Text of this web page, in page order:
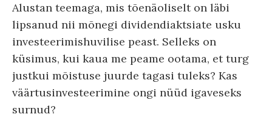
Alustan teemaga, mis tõenäoliselt on läbi
lipsanud nii mõnegi dividendiaktsiate usku
investeerimishuvilise peast. Selleks on
küsimus, kui kaua me peame ootama, et turg
justkui mõistuse juurde tagasi tuleks? Kas
väärtusinvesteerimine ongi nüüd igaveseks
surnud?